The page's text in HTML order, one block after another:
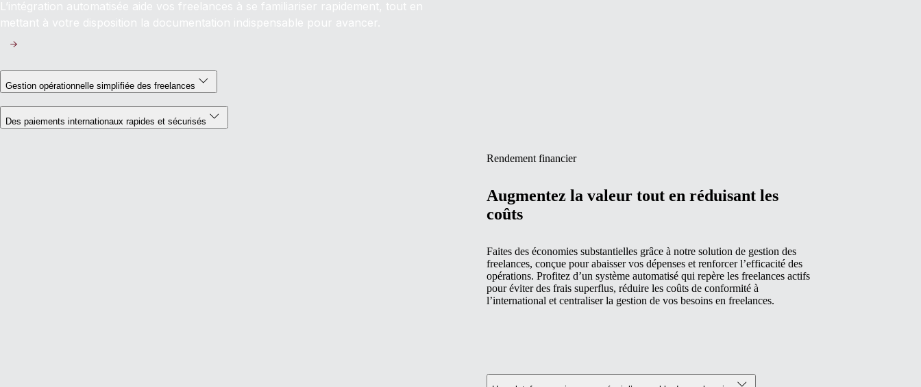
L’intégration automatisée aide vos freelances à se familiariser rapidement, tout en
mettant à votre disposition la documentation indispensable pour avancer.
Gestion opérationnelle simplifiée des freelances
Des paiements internationaux rapides et sécurisés
Rendement financier
Augmentez la valeur tout en réduisant les
coûts
Faites des économies substantielles grâce à notre solution de gestion des
freelances, conçue pour abaisser vos dépenses et renforcer l’efficacité des
opérations. Profitez d’un système automatisé qui repère les freelances actifs
pour éviter des frais superflus, réduire les coûts de conformité à
l’international et centraliser la gestion de vos besoins en freelances.